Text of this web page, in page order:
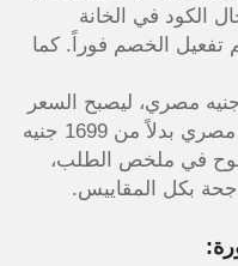
الكود في الخانة
الخصم فوراً. كما
إجمالي المبلغ بقيمة 170 جنيه مصري، ليصبح السعر
النهائي المطلوب دفعه 1529 جنيه مصري بدلاً من 1699 جنيه
في ملخص الطلب،
بكل المقاييس.